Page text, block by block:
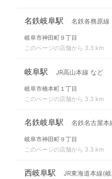
名鉄岐阜駅 名鉄各務原線
岐阜市神田町９丁目
このページの店舗から 3.3 km
岐阜駅 JR高山本線 など
岐阜市橋本町１丁目
このページの店舗から 3.3 km
名鉄岐阜駅 名鉄名古屋本
岐阜市神田町９丁目
このページの店舗から 3.3 km
西岐阜駅 JR東海道本線(